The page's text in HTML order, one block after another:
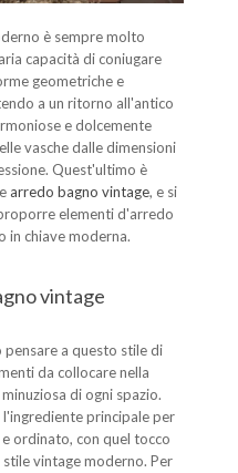
è sempre molto
capacità di coniugare
geometriche e
a un ritorno all'antico
e dolcemente
vasche dalle dimensioni
Quest'ultimo è
arredo bagno vintage, e si
elementi d'arredo
in chiave moderna.
vintage
a questo stile di
da collocare nella
di ogni spazio.
principale per
ordinato, con quel tocco
vintage moderno. Per